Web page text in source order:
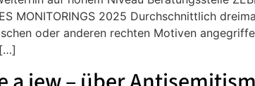
MONITORINGS 2025 Durchschnittlich
oder anderen rechten Motiven